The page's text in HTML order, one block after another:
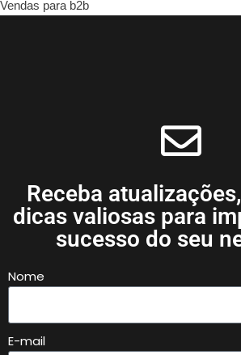
Vendas para b2b
Receba
dicas valiosas para
sucesso do seu
Nome
E-mail